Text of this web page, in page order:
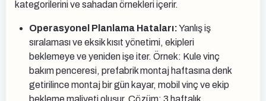
kategorilerini ve sahadan örnekleri içerir.
Operasyonel Planlama Hataları:Yanlış iş
sıralaması ve eksik kısıt yönetimi, ekipleri
beklemeye ve yeniden işe iter. Örnek: Kule vinç
bakım penceresi, prefabrik montaj haftasına denk
getirilince montaj bir gün kayar, mobil vinç ve ekip
bekleme maliyeti oluşur. Çözüm: 3 haftalık